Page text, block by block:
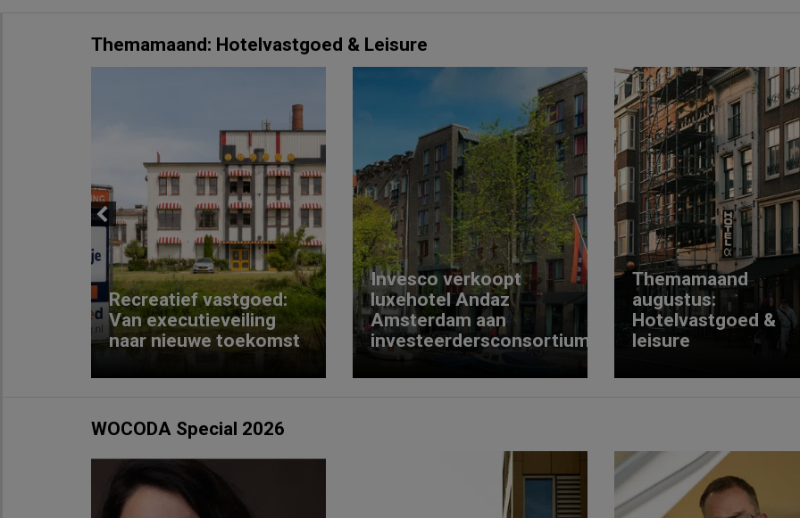
Themamaand: Hotelvastgoed & Leisure
Previous
Recreatief vastgoed:
Van executieveiling
naar nieuwe toekomst
Invesco verkoopt
luxehotel Andaz
Amsterdam aan
investeerdersconsortium
Themamaand
augustus:
Hotelvastgoed &
leisure
WOCODA Special 2026